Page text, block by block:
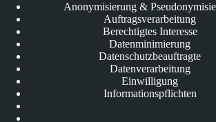
Anonymisierung &
Auftragsverarbeitung
Berechtigtes Interesse
Datenminimierung
Datenschutzbeauftragte
Datenverarbeitung
Einwilligung
Informationspflichten